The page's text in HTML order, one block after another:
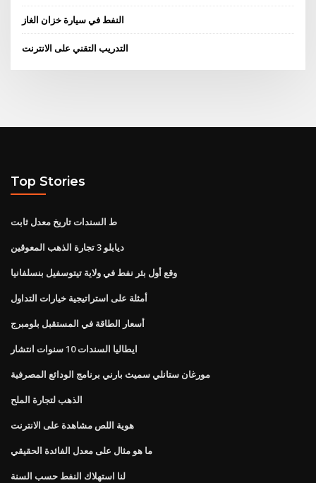
النفط في سيارة خزان الغاز
التدريب التقني على الانترنت
Top Stories
ط السندات تاريخ معدل ثابت
ديابلو 3 تجارة الذهب المعوقين
وقع أول بئر نفط في ولاية تيتوسفيل بنسلفانيا
أمثلة على استراتيجية خيارات التداول
أسعار الطاقة في المستقبل بلومبرج
ايطاليا السندات 10 سنوات انتشار
مورغان ستانلي سميث بارني برنامج الودائع المصرفية
الذهب لتجارة الملح
هوية اللص مشاهدة على الانترنت
ما هو مثال على معدل الفائدة الحقيقي
لنا استهلاك النفط حسب السنة